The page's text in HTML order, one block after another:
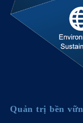
Quản trị bền